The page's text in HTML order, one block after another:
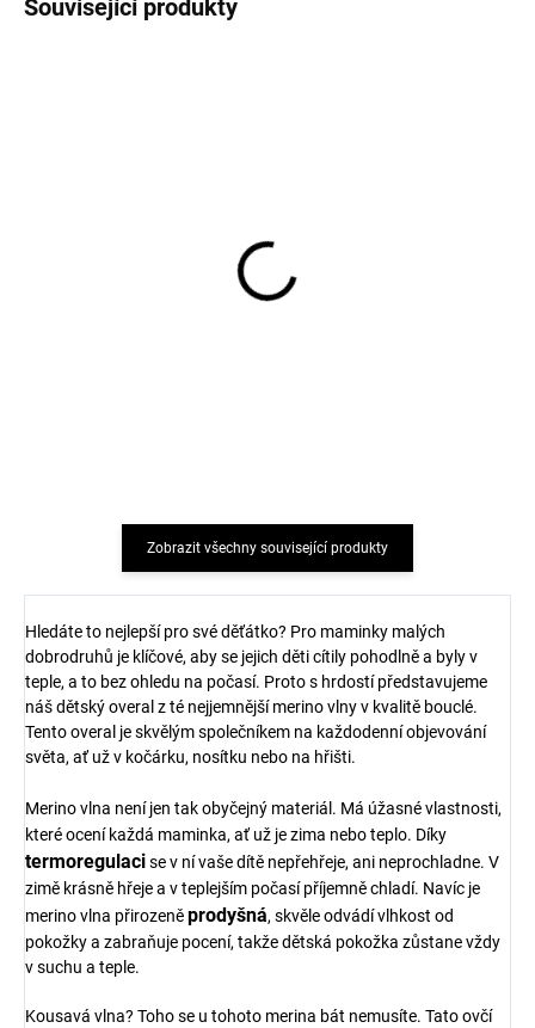
Související produkty
Zobrazit všechny související produkty
Hledáte to nejlepší pro své děťátko? Pro maminky malých
dobrodruhů je klíčové, aby se jejich děti cítily pohodlně a byly v
teple, a to bez ohledu na počasí. Proto s hrdostí představujeme
náš dětský overal z té nejjemnější merino vlny v kvalitě bouclé.
Tento overal je skvělým společníkem na každodenní objevování
světa, ať už v kočárku, nosítku nebo na hřišti.
Merino vlna není jen tak obyčejný materiál. Má úžasné vlastnosti,
které ocení každá maminka, ať už je zima nebo teplo. Díky
termoregulacise v ní vaše dítě nepřehřeje, ani neprochladne. V
zimě krásně hřeje a v teplejším počasí příjemně chladí. Navíc je
merino vlna přirozeněprodyšná, skvěle odvádí vlhkost od
pokožky a zabraňuje pocení, takže dětská pokožka zůstane vždy
v suchu a teple.
Kousavá vlna? Toho se u tohoto merina bát nemusíte. Tato ovčí